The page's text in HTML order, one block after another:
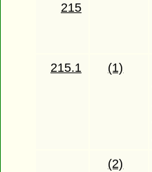
215
215.1
(1)
(2)